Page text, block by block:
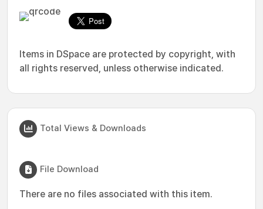
Items in DSpace are protected by copyright, with
all rights reserved, unless otherwise indicated.
Total Views & Downloads
File Download
There are no files associated with this item.